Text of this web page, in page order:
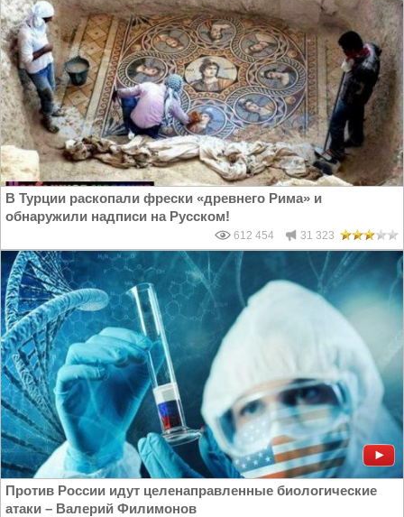
В Турции раскопали фрески «древнего Рима» и
обнаружили надписи на Русском!
612 454 31 323
Против России идут целенаправленные биологические
атаки – Валерий Филимонов